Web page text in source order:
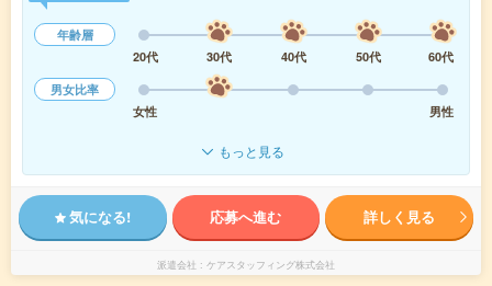
年齢層
20代
30代 40代 50代
60代
男女比率
女性
男性
もっと見る
気になる! 応募へ進む 詳しく見る
派遣会社 ケアスタッフィング株式会社